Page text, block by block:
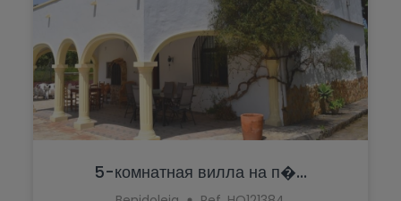
Rojales
Sagra
San Fulgencio
San Miguel de Salinas
Santa Pola
Polop
Ráfol de Almunia
Relleu
Rojales
5-комнатная вилла на п�...